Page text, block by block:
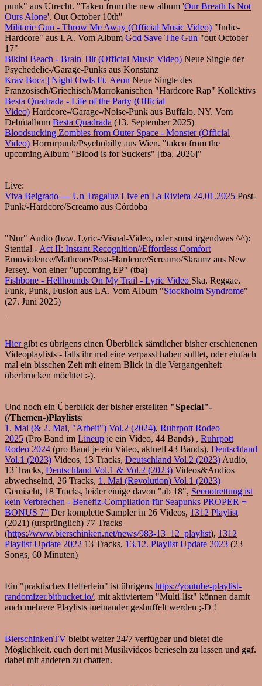
punk" aus Utrecht. "Taken from the new album 'Our Breath Is Not
Ours Alone'. Out October 10th"
Militarie Gun - Throw Me Away (Official Music Video) "Indie-
Hardcore" aus LA. Vom Album God Save The Gun "out October
17"
Bikini Beach - Brain Tilt (Official Music Video) Neue Single der
Psychedelic-/Garage-Punks aus Konstanz
Krav Boca | Night Owls Ft. Aeon Neue Single des
Französisch/Griechisch/Marrokanischen "Hardcore Rap" Kollektivs
Besta Quadrada - Life of the Party (Official
Video) Hardcore-/Garage-/Noise-Punk aus Buffalo, NY. Vom
Debütalbum Besta Quadrada (13. September 2025)
Bloodsucking Zombies from Outer Space - Monster (Official
Video) Horrorpunk/Psychobilly aus Wien. "taken from the
upcoming Album "Blood is for Suckers" [tba, 2026]"
Live:
Viva Belgrado — Un Tragaluz Live en La Riviera 24.01.2025 Post-
Punk/-Hardcore/Screamo aus Córdoba
"Nur" Audio (bzw. Lyric-/Visual-Video, oder sonst irgendwas ^^):
Stential - Act II: Instant Recognition//Effortless Comfort
Emoviolence/Mathcore/Post-Hardcore/Screamo/Skramz aus New
Jersey. Von einer "upcoming EP" (tba)
Fishbone - Hellhounds On My Trail - Lyric Video Ska, Reggae,
Funk, Punk, Fusion aus LA. Vom Album "Stockholm Syndrome"
(27. Juni 2025)
Hier gibt es übrigens einen Überblick sämtlicher bisher erschienenen
Videoplaylists - falls ihr mal eine verpasst haben solltet, oder einfach
mal ein bisschen Zeit mit einem Blick in die Vergangenheit
überbrücken möchtet :-).
Und noch ein Überblick der bisher erstellten "Special"-
(/Themen-)Playlists:
1. Mai (& 2. Mai, "Arbeit") Vol.2 (2024), Ruhrpott Rodeo
2025 (Pro Band im Lineup je ein Video, 44 Bands) , Ruhrpott
Rodeo 2024 (pro Band je ein Video, aktuell 43 Bands), Deutschland
Vol.1 (2023) Videos, 13 Tracks, Deutschland Vol.2 (2023) Audio,
13 Tracks, Deutschland Vol.1 & Vol.2 (2023) Videos&Audios
abwechselnd, 26 Tracks, 1. Mai (Revolution) Vol.1 (2023)
Gemischt, 18 Tracks, leider einige davon "ab 18", Seenotrettung ist
kein Verbrechen - Benefiz-Compilation für Seapunks PROPER +
BONUS 7" Der komplette Sampler in 26 Videos, 1312 Playlist
(2021) (ursprünglich) 77 Tracks
(https://www.bierschinken.net/news/983-13_12_playlist), 1312
Playlist Update 2022 13 Tracks, 13.12. Playlist Update 2023 (23
Songs, 60 Minuten)
Ein "praktisches Helferlein" ist übrigens https://youtube-playlist-
randomizer.bitbucket.io/, mit aktiviertem "Multi-list" können damit
auch mehrere Playlists ineinander geshuffelt werden ;-D !
BierschinkenTV bleibt weiter 24/7 verfügbar und bietet die
Möglichkeit, euch dort mit Musikvideos berieseln zu lassen und ggf.
dabei mit anderen zu chatten.